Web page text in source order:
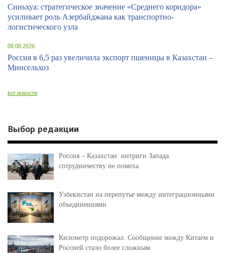
Синьхуа: стратегическое значение «Среднего коридора»
усиливает роль Азербайджана как транспортно-
логистического узла
08.08.2026
Россия в 6,5 раз увеличила экспорт пшеницы в Казахстан –
Минсельхоз
все новости
Выбор редакции
Россия – Казахстан: интриги Запада
сотрудничеству не помеха
Узбекистан на перепутье между интеграционными
объединениями
Километр подорожал. Сообщение между Китаем и
Россией стало более сложным